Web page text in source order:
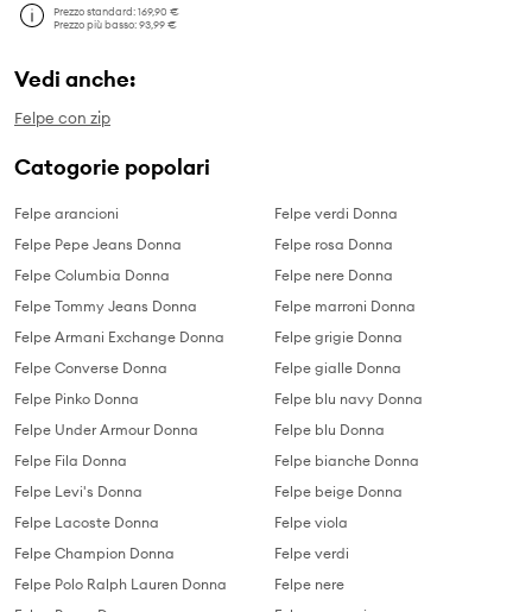
Prezzo standard:169,90 €
Prezzo più basso:93,99 €
Vedi anche:
Felpe con zip
Catogorie popolari
Felpe arancioni
Felpe Pepe Jeans Donna
Felpe Columbia Donna
Felpe Tommy Jeans Donna
Felpe Armani Exchange Donna
Felpe Converse Donna
Felpe Pinko Donna
Felpe Under Armour Donna
Felpe Fila Donna
Felpe Levi's Donna
Felpe Lacoste Donna
Felpe Champion Donna
Felpe Polo Ralph Lauren Donna
Felpe verdi Donna
Felpe rosa Donna
Felpe nere Donna
Felpe marroni Donna
Felpe grigie Donna
Felpe gialle Donna
Felpe blu navy Donna
Felpe blu Donna
Felpe bianche Donna
Felpe beige Donna
Felpe viola
Felpe verdi
Felpe nere